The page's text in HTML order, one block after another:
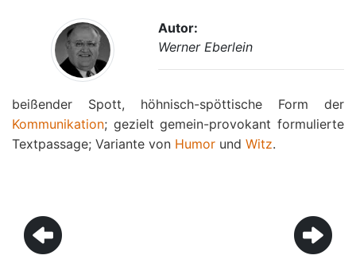
Autor:
Werner Eberlein
beißender Spott, höhnisch-spöttische Form der
Kommunikation; gezielt gemein-provokant formulierte
Textpassage; Variante von Humor und Witz.